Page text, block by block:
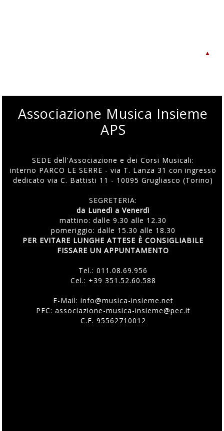
▲
Associazione Musica Insieme
APS
SEDE dell'Associazione e dei Corsi Musicali:
interno PARCO LE SERRE - via T. Lanza 31 con ingresso
dedicato via C. Battisti 11 - 10095 Grugliasco (Torino)
SEGRETERIA:
da Lunedì a Venerdì
mattino: dalle 9.30 alle 12.30
pomeriggio: dalle 15.30 alle 18.30
PER EVITARE LUNGHE ATTESE È CONSIGLIABILE
FISSARE UN APPUNTAMENTO
Tel.:011.08.69.956
Cel.: +39 351.52.60.588
E-Mail: info@musica-insieme.net
PEC: associazione-musica-insieme@pec.it
C.F. 95562710012